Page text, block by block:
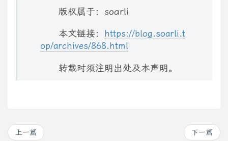
版权属于：soarli
本文链接：
https://blog.soarli.t
op/archives/868.html
转载时须注明出处及本声明。
下一篇
上一篇